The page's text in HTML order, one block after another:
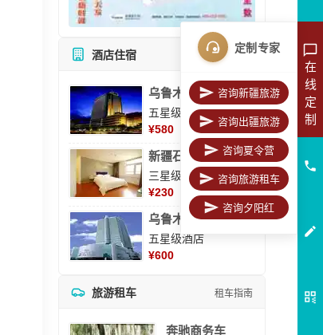
酒店住宿 所有酒店
乌鲁木齐美丽华大酒
五星级酒店
¥580
新疆石河子凯瑞酒店
三星级酒店
¥230
乌鲁木齐海德大酒店
五星级酒店
¥600
旅游租车 租车指南
奔驰商务车
在
线
定
制
定制专家
咨询新疆旅游
咨询出疆旅游
咨询夏令营
咨询旅游租车
咨询夕阳红